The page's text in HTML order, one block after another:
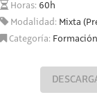
Horas: 60h
Modalidad: Mixta
Categoría: